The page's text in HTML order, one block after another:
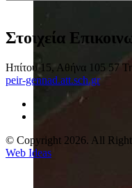
Στοιχεία
Ηπίτου 15, Αθήνα 105 57
peir-gennad.att.sch.gr
© Copyright 2026. All
Web Ideas